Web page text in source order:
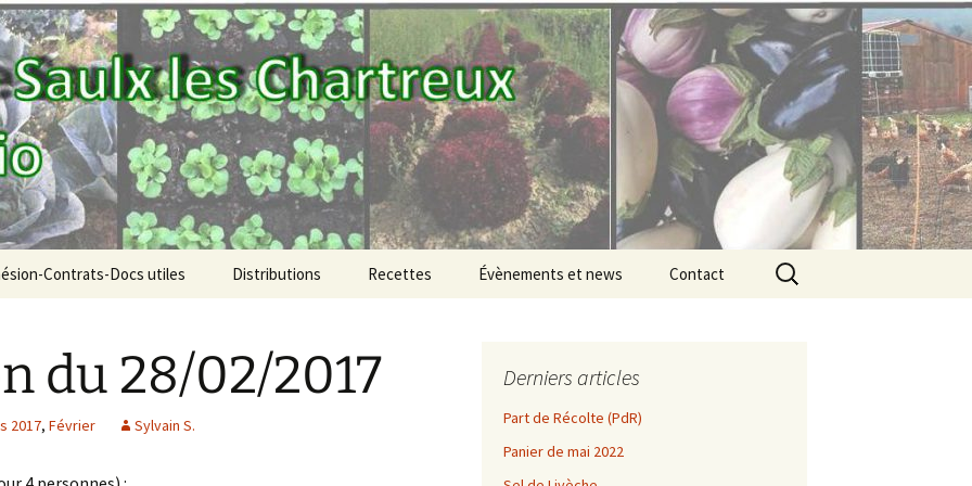
bio
Contrats-Docs utiles Distributions
Vous inscrire aux
distributions
Recettes Évènements et news
Les SaulxGood news
Contact
Rechercher :
du 28/02/2017
2017, Février Sylvain S.
Derniers articles
Part de Récolte (PdR)
Panier de mai 2022